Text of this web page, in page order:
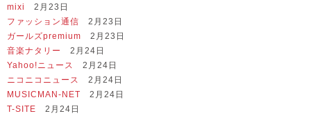
mixi
2月23日
ファッション通信 2月23日
ガールズpremium 2月23日
音楽ナタリー
2月24日
Yahoo!ニュース
2月24日
ニコニコニュース
2月24日
MUSICMAN-NET 2月24日
T-SITE 2月24日